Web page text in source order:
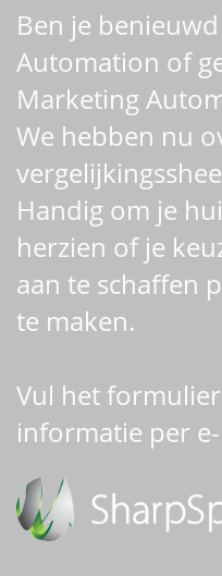
Ben je
Automation of
Marketing
We hebben nu
Handig om je
herzien of je
aan te schaffen
te maken.
Vul het
informatie per